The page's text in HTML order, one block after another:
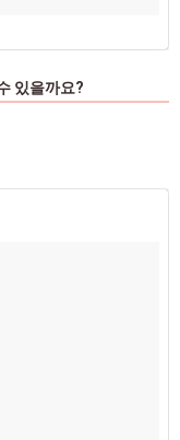
있을까요?